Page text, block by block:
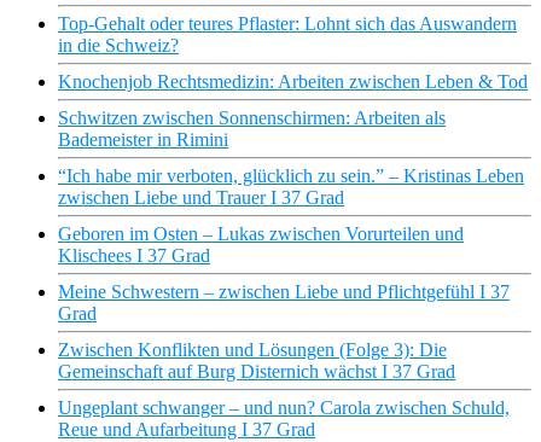
Top-Gehalt oder teures Pflaster: Lohnt sich das Auswandern
in die Schweiz?
Knochenjob Rechtsmedizin: Arbeiten zwischen Leben & Tod
Schwitzen zwischen Sonnenschirmen: Arbeiten als
Bademeister in Rimini
“Ich habe mir verboten, glücklich zu sein.” – Kristinas Leben
zwischen Liebe und Trauer I 37 Grad
Geboren im Osten – Lukas zwischen Vorurteilen und
Klischees I 37 Grad
Meine Schwestern – zwischen Liebe und Pflichtgefühl I 37
Grad
Zwischen Konflikten und Lösungen (Folge 3): Die
Gemeinschaft auf Burg Disternich wächst I 37 Grad
Ungeplant schwanger – und nun? Carola zwischen Schuld,
Reue und Aufarbeitung I 37 Grad